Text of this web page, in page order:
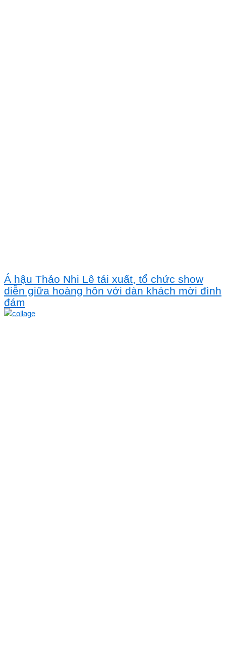
Á hậu Thảo Nhi Lê tái xuất, tổ chức show
diễn giữa hoàng hôn với dàn khách mời đình
đám